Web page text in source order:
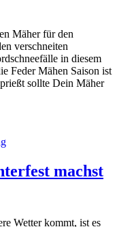
Mäher für den
verschneiten
in diesem
Feder Mähen Saison ist
sollte Dein Mäher
machst
Wetter kommt, ist es